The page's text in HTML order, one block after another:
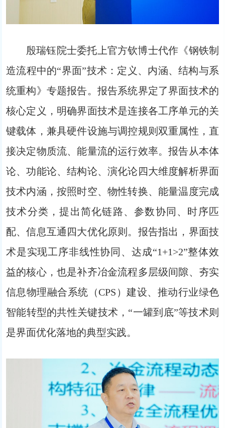
殷瑞钰院士委托上官方钦博士代作《钢铁制
造流程中的“界面”技术：定义、内涵、结构与系
统重构》专题报告。报告系统界定了界面技术的
核心定义，明确界面技术是连接各工序单元的关
键载体，兼具硬件设施与调控规则双重属性，直
接决定物质流、能量流的运行效率。报告从本体
论、功能论、结构论、演化论四大维度解析界面
技术内涵，按照时空、物性转换、能量温度完成
技术分类，提出简化链路、参数协同、时序匹
配、信息互通四大优化原则。报告指出，界面技
术是实现工序非线性协同、达成“1+1>2”整体效
益的核心，也是补齐冶金流程多层级间隙、夯实
信息物理融合系统（CPS）建设、推动行业绿色
智能转型的共性关键技术，“一罐到底”等技术则
是界面优化落地的典型实践。